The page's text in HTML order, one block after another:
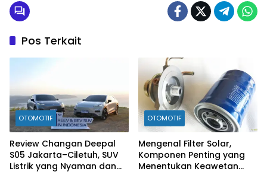
Pos Terkait
OTOMOTIF
Review Changan Deepal
S05 Jakarta–Ciletuh, SUV
Listrik yang Nyaman dan
OTOMOTIF
Mengenal Filter Solar,
Komponen Penting yang
Menentukan Keawetan